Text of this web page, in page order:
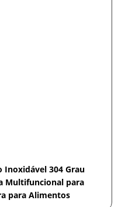
Inoxidável 304 Grau
Multifuncional para
para Alimentos